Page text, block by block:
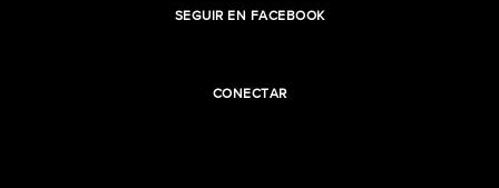
SEGUIR EN FACEBOOK
CONECTAR